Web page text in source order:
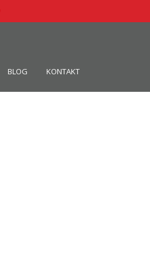
BLOG KONTAKT